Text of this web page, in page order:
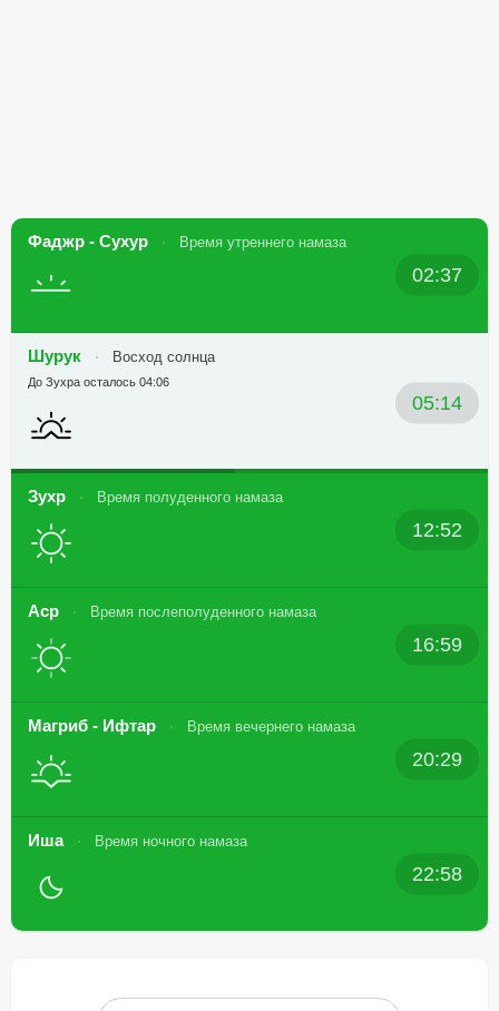
Фаджр - Сухур Время утреннего намаза
02:37
Шурук Восход солнца
05:14
До Зухра осталось 04:06
Зухр Время полуденного намаза
12:52
Аср Время послеполуденного намаза
16:59
Магриб - Ифтар Время вечернего намаза
20:29
Иша Время ночного намаза
22:58